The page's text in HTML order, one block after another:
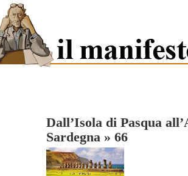
Dall’Isola di Pasqua
Sardegna » 66